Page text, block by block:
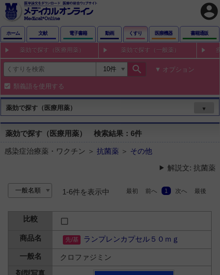
account_circle
ホーム 文献 電子書籍 動画 くすり 医療機器 書籍通販
薬効で探す（医療用薬） 薬効で探す（一般薬）
search オプション
類義語を使用する
薬効で探す（医療用薬） ▼
薬効で探す（医療用薬） 検索結果：6件
感染症治療薬・ワクチン ＞ 抗菌薬 ＞ その他
解説文: 抗菌薬
1-6件を表示中 最初 前へ 1 次へ 最後
ランプレンカプセル５０ｍｇ
クロファジミン